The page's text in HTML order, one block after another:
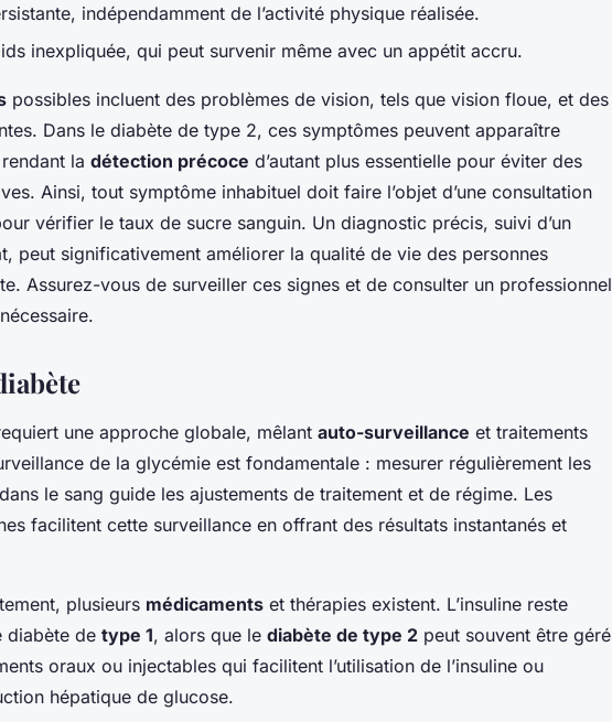
indépendamment de l’activité physique réalisée.
inexpliquée, qui peut survenir même avec un appétit accru.
possibles incluent des problèmes de vision, tels que vision floue, et des
Dans le diabète de type 2, ces symptômes peuvent apparaître
la détection précoce d’autant plus essentielle pour éviter des
Ainsi, tout symptôme inhabituel doit faire l’objet d’une consultation
vérifier le taux de sucre sanguin. Un diagnostic précis, suivi d’un
peut significativement améliorer la qualité de vie des personnes
Assurez-vous de surveiller ces signes et de consulter un professionnel
une approche globale, mêlant auto-surveillance et traitements
de la glycémie est fondamentale : mesurer régulièrement les
le sang guide les ajustements de traitement et de régime. Les
facilitent cette surveillance en offrant des résultats instantanés et
plusieurs médicaments et thérapies existent. L’insuline reste
diabète de type 1, alors que le diabète de type 2 peut souvent être géré
oraux ou injectables qui facilitent l’utilisation de l’insuline ou
hépatique de glucose.